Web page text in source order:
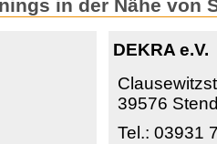
in der Nähe von
DEKRA e.V.
39576
Tel.: 03931